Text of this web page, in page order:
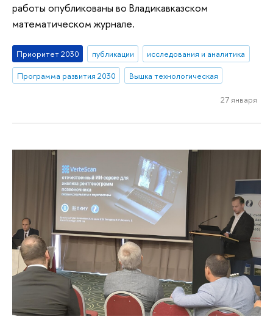
работы опубликованы во Владикавказском
математическом журнале.
Приоритет 2030 публикации
исследования и аналитика
Программа развития 2030
Вышка технологическая
27 января